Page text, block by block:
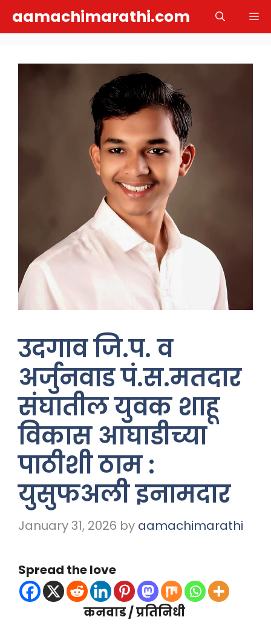
aamachimarathi.com
उदगाव जि.प. व
अर्जुनवाड पं.स.मतदार
संघातील युवक शाहू
विकास आघाडीच्या
पाठीशी ठाम :
युसुफअली इनामदार
January 31, 2026 by aamachimarathi
Spread the love
कनवाड / प्रतिनिधी